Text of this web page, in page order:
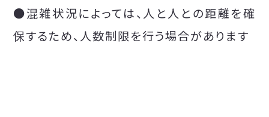
●混雑状況によっては、人と人との距離を確
保するため、人数制限を行う場合があります